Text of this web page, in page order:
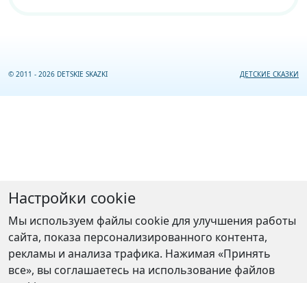
© 2011 - 2026 DETSKIE SKAZKI ДЕТСКИЕ СКАЗКИ
Настройки cookie
Мы используем файлы cookie для улучшения работы
сайта, показа персонализированного контента,
рекламы и анализа трафика. Нажимая «Принять
все», вы соглашаетесь на использование файлов